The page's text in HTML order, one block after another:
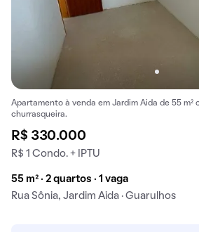
Apartamento à venda em Jardim Aida de 55 m²
churrasqueira.
R$ 330.000
R$ 1 Condo. + IPTU
55 m² · 2 quartos · 1 vaga
Rua Sônia, Jardim Aida · Guarulhos